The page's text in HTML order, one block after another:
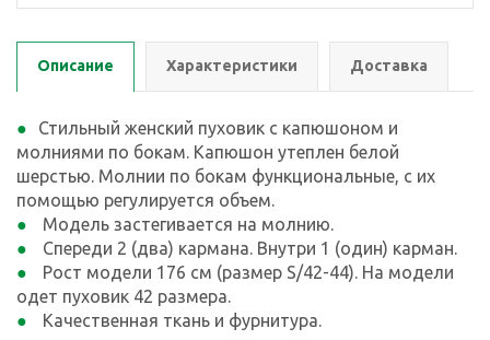
Описание Характеристики Доставка
Стильный женский пуховик с капюшоном и
молниями по бокам. Капюшон утеплен белой
шерстью. Молнии по бокам функциональные, с их
помощью регулируется объем.
Модель застегивается на молнию.
Спереди 2 (два) кармана. Внутри 1 (один) карман.
Рост модели 176 см (размер S/42-44). На модели
одет пуховик 42 размера.
Качественная ткань и фурнитура.